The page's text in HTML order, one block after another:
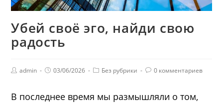
Убей своё эго, найди свою
радость
admin 03/06/2026 Без рубрики 0 комментариев
В последнее время мы размышляли о том,